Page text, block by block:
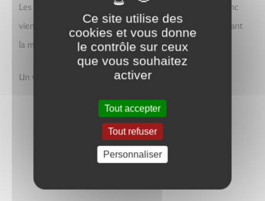
Les habitants de Grosbois en Montagne et Uncey le Franc
viennent également se recueillir sur la stèle commémorant
la mémoire des fusillés le 27 août 1944 à Pouillenay.
Un vin d'honneur est servi à l'issue de la cérémonie.
Retrouvez cette journée du 27 août 1944
ici
Ce site utilise des
cookies et vous donne
le contrôle sur ceux
que vous souhaitez
activer
Tout accepter
Tout refuser
Personnaliser